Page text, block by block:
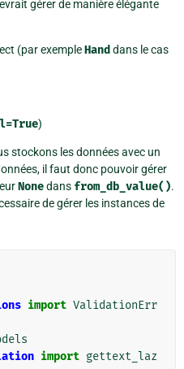
gérer de manière élégante
(par exempleHanddans le cas
)
stockons les données avec un
il faut donc pouvoir gérer
Nonedans from_db_value().
de gérer les instances de
import ValidationErr
import gettext_laz